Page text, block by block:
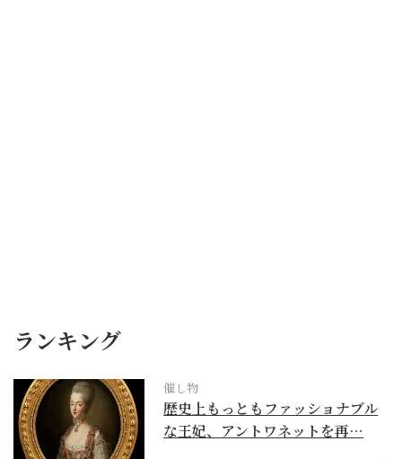
ランキング
催し物
歴史上もっともファッショナブル
な王妃、アントワネットを再…